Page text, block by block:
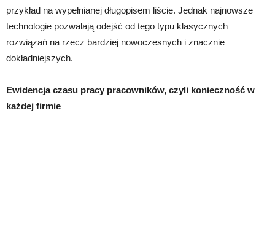
przykład na wypełnianej długopisem liście. Jednak najnowsze
technologie pozwalają odejść od tego typu klasycznych
rozwiązań na rzecz bardziej nowoczesnych i znacznie
dokładniejszych.
Ewidencja czasu pracy pracowników, czyli konieczność w
każdej firmie